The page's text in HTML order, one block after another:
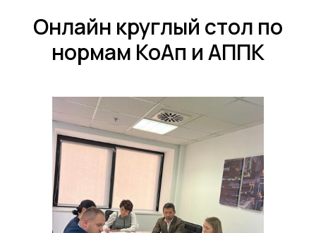
Онлайн круглый стол по
нормам КоАп и АППК